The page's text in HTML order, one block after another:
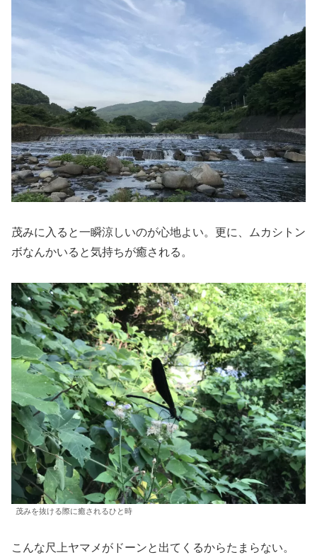
茂みに入ると一瞬涼しいのが心地よい。更に、ムカシトン
ボなんかいると気持ちが癒される。
茂みを抜ける際に癒されるひと時
こんな尺上ヤマメがドーンと出てくるからたまらない。